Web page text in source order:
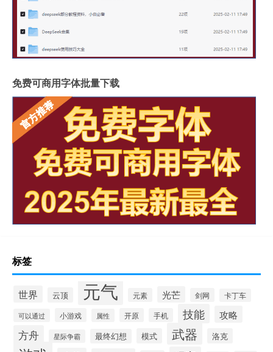
免费可商用字体批量下载
标签
世界 云顶 元气 元素 光芒 剑网 卡丁车
可以通过 小游戏 属性 开原 手机 技能 攻略
方舟 星际争霸 最终幻想 模式 武器 洛克